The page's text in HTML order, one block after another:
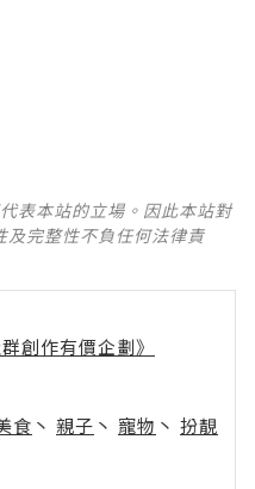
表本站的立場。因此本站對
及完整性不負任何法律責
創作有價企劃》
食 丶 親子 丶 寵物 丶 扮靚